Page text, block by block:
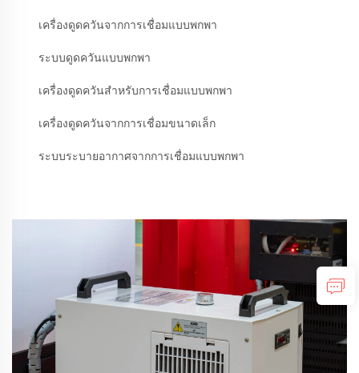
เครื่องดูดควันจากการเชื่อมแบบพกพา
ระบบดูดควันแบบพกพา
เครื่องดูดควันสำหรับการเชื่อมแบบพกพา
เครื่องดูดควันจากการเชื่อมขนาดเล็ก
ระบบระบายอากาศจากการเชื่อมแบบพกพา